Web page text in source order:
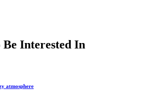
Interested In
atmosphere